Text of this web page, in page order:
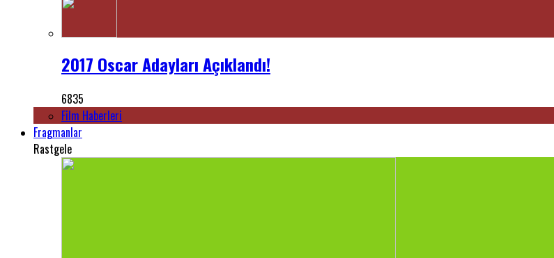
2017 Oscar Adayları Açıklandı!
6835
Film Haberleri
Fragmanlar
Rastgele